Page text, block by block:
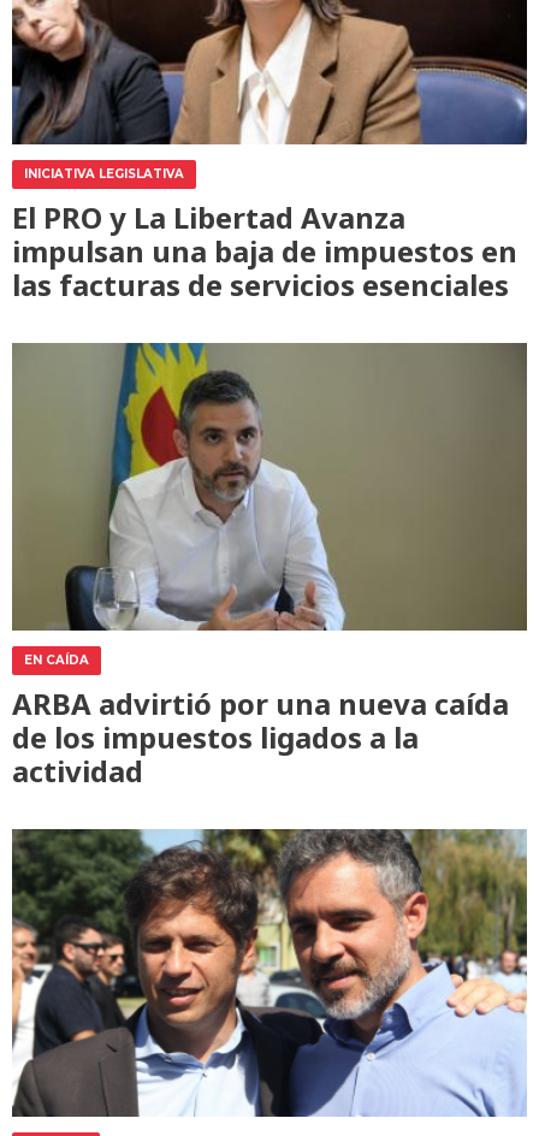
INICIATIVA LEGISLATIVA
El PRO y La Libertad Avanza
impulsan una baja de impuestos en
las facturas de servicios esenciales
EN CAÍDA
ARBA advirtió por una nueva caída
de los impuestos ligados a la
actividad